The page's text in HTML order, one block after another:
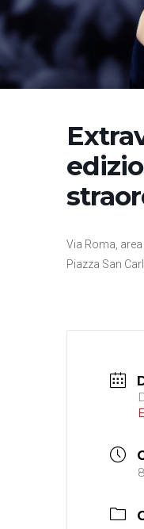
Via Roma,
Piazza San